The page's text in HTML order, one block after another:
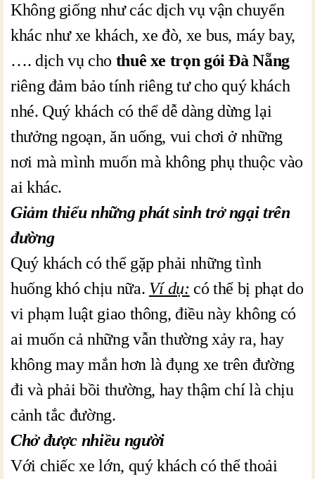
Không giống như các dịch vụ vận chuyển
khác như xe khách, xe đò, xe bus, máy bay,
…. dịch vụ cho thuê xe trọn gói Đà Nẵng
riêng đảm bảo tính riêng tư cho quý khách
nhé. Quý khách có thể dễ dàng dừng lại
thưởng ngoạn, ăn uống, vui chơi ở những
nơi mà mình muốn mà không phụ thuộc vào
ai khác.
Giảm thiểu những phát sinh trở ngại trên
đường
Quý khách có thể gặp phải những tình
huống khó chịu nữa. Ví dụ: có thể bị phạt do
vi phạm luật giao thông, điều này không có
ai muốn cả những vẫn thường xảy ra, hay
không may mắn hơn là đụng xe trên đường
đi và phải bồi thường, hay thậm chí là chịu
cảnh tắc đường.
Chở được nhiều người
Với chiếc xe lớn, quý khách có thể thoải